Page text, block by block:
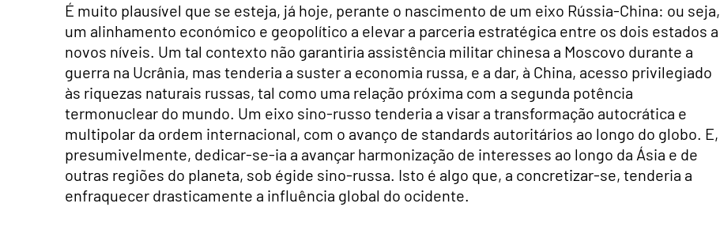
É muito plausível que se esteja, já hoje, perante o nascimento de um eixo Rússia-China: ou seja,
um alinhamento económico e geopolítico a elevar a parceria estratégica entre os dois estados a
novos níveis. Um tal contexto não garantiria assistência militar chinesa a Moscovo durante a
guerra na Ucrânia, mas tenderia a suster a economia russa, e a dar, à China, acesso privilegiado
às riquezas naturais russas, tal como uma relação próxima com a segunda potência
termonuclear do mundo. Um eixo sino-russo tenderia a visar a transformação autocrática e
multipolar da ordem internacional, com o avanço de standards autoritários ao longo do globo. E,
presumivelmente, dedicar-se-ia a avançar harmonização de interesses ao longo da Ásia e de
outras regiões do planeta, sob égide sino-russa. Isto é algo que, a concretizar-se, tenderia a
enfraquecer drasticamente a influência global do ocidente.